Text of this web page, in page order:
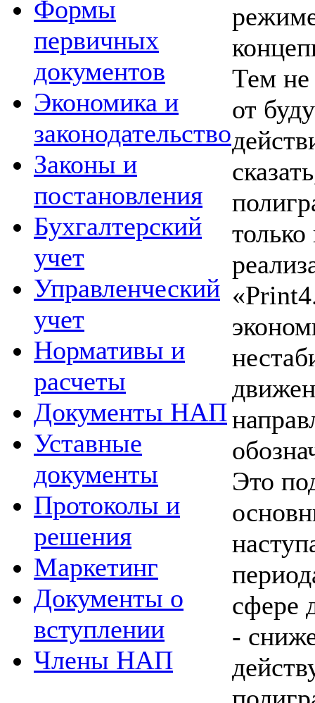
Формы
первичных
документов
Экономика и
законодательство
Законы и
постановления
Бухгалтерский
учет
Управленческий
учет
Нормативы и
расчеты
Документы НАП
Уставные
документы
Протоколы и
решения
Маркетинг
Документы о
вступлении
Члены НАП
Тем не
от
только
Это
сфере
-